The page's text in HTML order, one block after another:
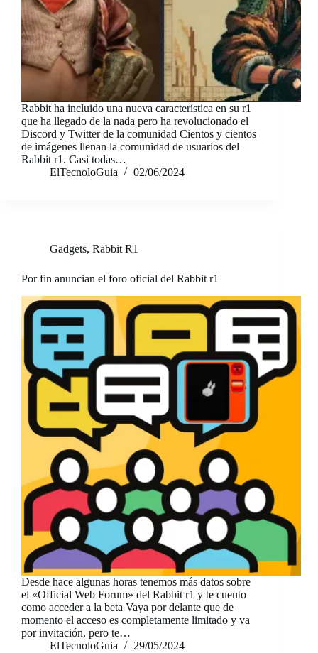
Rabbit ha incluido una nueva característica en su r1
que ha llegado de la nada pero ha revolucionado el
Discord y Twitter de la comunidad Cientos y cientos
de imágenes llenan la comunidad de usuarios del
Rabbit r1. Casi todas…
ElTecnoloGuia
02/06/2024
Gadgets, Rabbit R1
Por fin anuncian el foro oficial del Rabbit r1
Desde hace algunas horas tenemos más datos sobre
el «Official Web Forum» del Rabbit r1 y te cuento
como acceder a la beta Vaya por delante que de
momento el acceso es completamente limitado y va
por invitación, pero te…
ElTecnoloGuia
29/05/2024